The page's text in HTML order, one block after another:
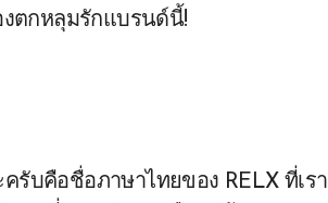
ตกหลุมรักแบรนด์นี้!
รับคือชื่อภาษาไทยของ RELX ที่เรา